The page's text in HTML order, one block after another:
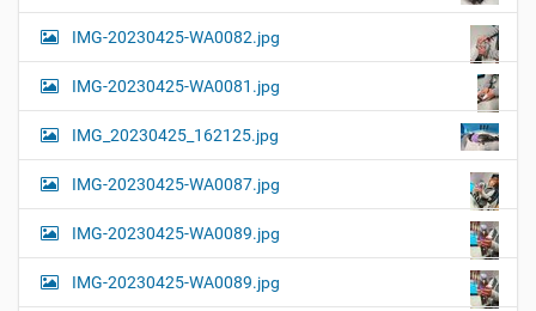
IMG-20230425-WA0082.jpg
IMG-20230425-WA0081.jpg
IMG_20230425_162125.jpg
IMG-20230425-WA0087.jpg
IMG-20230425-WA0089.jpg
IMG-20230425-WA0089.jpg